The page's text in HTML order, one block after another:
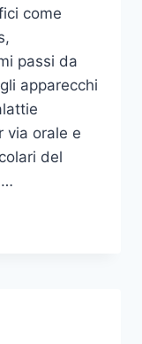
come
passi da
apparecchi
via orale e
del